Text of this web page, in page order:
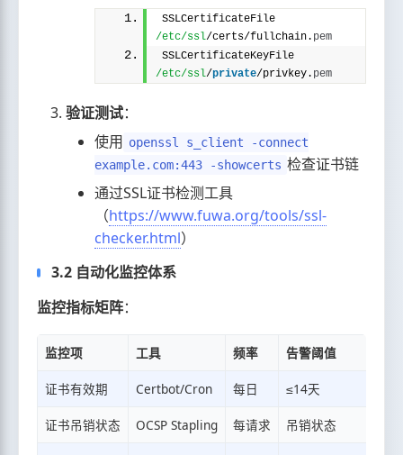
/etc/ssl/certs/fullchain. pem
/etc/ssl/private/privkey. pem
验证测试：
使用 openssl s_client -connect
example.com:443 -showcerts 检查证书链
通过SSL证书检测工具
（https://www.fuwa.org/tools/ssl-
checker.html）
3.2 自动化监控体系
监控指标矩阵：
监控项 工具 频率 告警阈值
证书有效期 Certbot/Cron 每日 ≤14天
证书吊销状态 OCSP Stapling 每请求 吊销状态